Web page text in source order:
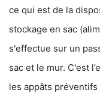
ce qui est de la
stockage en sac
s'effectue sur un
sac et le mur. C'est
les appâts